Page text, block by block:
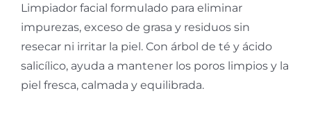
Limpiador facial formulado para eliminar
impurezas, exceso de grasa y residuos sin
resecar ni irritar la piel. Con árbol de té y ácido
salicílico, ayuda a mantener los poros limpios y la
piel fresca, calmada y equilibrada.